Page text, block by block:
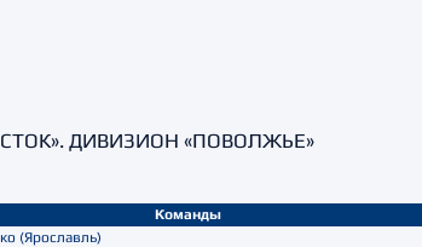
ДИВИЗИОН «ПОВОЛЖЬЕ»
Команды
(Ярославль)